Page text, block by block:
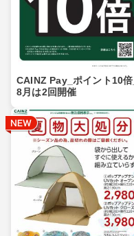
CAINZ Pay_ポイント10倍_
8月は2回開催